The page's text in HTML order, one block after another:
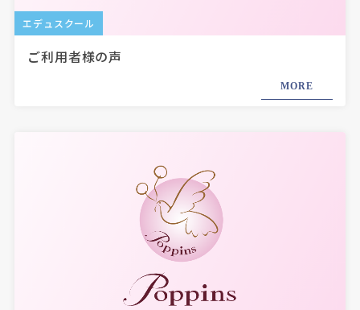
エデュスクール
ご利用者様の声
MORE